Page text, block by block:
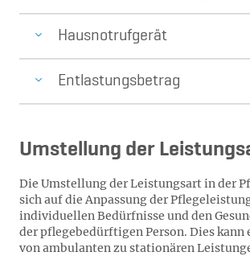
Hausnotrufgerät
Entlastungsbetrag
Umstellung der
Die Umstellung der Leistungsart in der
sich auf die Anpassung der
individuellen Bedürfnisse und den
der pflegebedürftigen Person. Dies kann
von ambulanten zu stationären